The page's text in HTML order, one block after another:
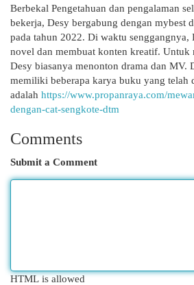
Berbekal Pengetahuan dan pengalaman
bekerja, Desy bergabung dengan mybest
pada tahun 2022. Di waktu senggangnya,
novel dan membuat konten kreatif. Untuk
Desy biasanya menonton drama dan MV.
memiliki beberapa karya buku yang telah
adalah https://www.propanraya.com/
dengan-cat-sengkote-dtm
Comments
Submit a Comment
HTML is allowed